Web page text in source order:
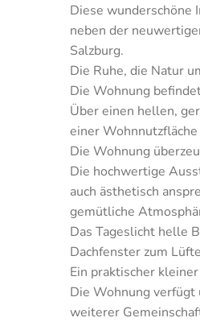
Diese wunderschöne
neben der
Salzburg.
Die Ruhe, die Natur
Die Wohnung
Über einen hellen,
einer Wohnnutzfläche
Die Wohnung
Die hochwertige
auch ästhetisch
gemütliche
Das Tageslicht helle
Dachfenster zum
Ein praktischer
Die Wohnung verfügt
weiterer